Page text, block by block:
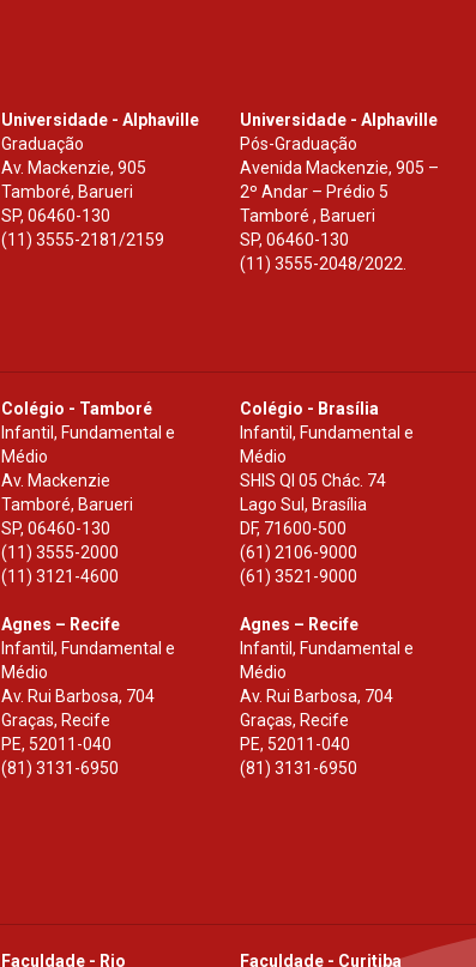
Universidade - Alphaville
Graduação
Av. Mackenzie, 905
Tamboré, Barueri
SP,06460-130
(11) 3555-2181/2159
Universidade - Alphaville
Pós-Graduação
Avenida Mackenzie, 905 –
2º Andar – Prédio 5
Tamboré , Barueri
SP, 06460-130
(11) 3555-2048/2022.
Colégio - Tamboré
Infantil, Fundamental e
Médio
Av. Mackenzie
Tamboré, Barueri
SP,06460-130
(11) 3555-2000
(11) 3121-4600
Colégio - Brasília
Infantil, Fundamental e
Médio
SHIS Ql 05 Chác. 74
Lago Sul, Brasília
DF, 71600-500
(61) 2106-9000
(61) 3521-9000
Agnes – Recife
Infantil, Fundamental e
Médio
Av. Rui Barbosa, 704
Graças, Recife
PE, 52011-040
(81) 3131-6950
Agnes – Recife
Infantil, Fundamental e
Médio
Av. Rui Barbosa, 704
Graças, Recife
PE, 52011-040
(81) 3131-6950
Faculdade - Rio Faculdade - Curitiba